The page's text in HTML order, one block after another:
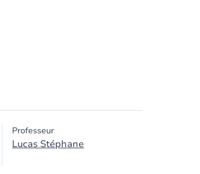
Professeur
Lucas Stéphane